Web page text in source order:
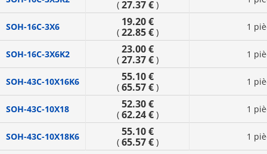
( 27.37 €)
SOH-16C-3X6 19.20 €
( 22.85 €) 1
SOH-16C-3X6K2 23.00 €
( 27.37 €) 1
SOH-43C-10X16K6 55.10 €
( 65.57 €) 1
SOH-43C-10X18 52.30 €
( 62.24 €) 1
SOH-43C-10X18K6 55.10 €
( 65.57 €) 1